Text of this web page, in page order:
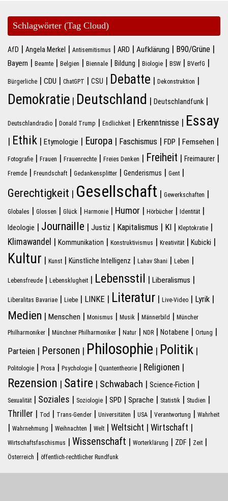
Schlagwörter (Tag Cloud)
AfD | Angela Merkel | Antisemitismus | ARD | Aufklärung | B90/Grüne |
Bayern | Beamte | Belgien | Biennale | Bildung | Biologie | BSW | BVerfG |
Bürgerliche | CDU | ChatGPT | CSU | Debatte | Dekonstruktion |
Demokratie | Deutschland | Deutschlandfunk |
Deutschlandradio | Donald Trump | Endlichkeit | Erkenntnisse | Essay
| Ethik | Etymologie | Europa | Faschismus | FDP | Fernsehen |
Fotografie | Frauen | Frauenrechte | Freies Denken | Freiheit | Freimaurer |
Fremde | Freundschaft | Gedankensplitter | Genderismus | Gent |
Gerechtigkeit | Gesellschaft | Gewerkschaften |
Globales | Glossen | Glück | Harmonie | Humor | Hörbücher | Identität |
Ideologie | Journaille | Justiz | Kapitalismus | KI | Kleptokratie |
Klimawandel | Kommunikation | Konstruktivismus | Kreativität | Kubicki |
Kultur | Kunst | Künstliche Intelligenz | Lahav Shani | Leben |
Lebensfreude | Lebensklugheit | Lebensstil | Liberalismus |
Liberalitas Bavariae | Liebe | LINKE | Literatur | Live-Video | Lyrik |
Medien | Menschen | Monismus | Musik | Männerbild | Müncher
Philharmoniker | Münchner Philharmoniker | Natur | NDR | Notabene | Ortung |
Parteien | Personen | Philosophie | Politik |
Politologie | Prosa | Psychologie | Quantentheorie | Religionen |
Rezension | Satire | Schwabach | Science-Fiction |
Sexualität | Soziales | Soziologie | SPD | Sprache | Statistik | Studien |
Thriller | Tod | Trans-Gender | Universitäten | USA | Verantwortung | Wahrheit
| Wahrnehmung | Weihnachten | Welt | Weltsicht | Wirtschaft |
Wirtschaftsfaschismus | Wissenschaft | Worterklärung | ZDF | Zeit |
Österreich | öffentlich-rechtlicher Rundfunk